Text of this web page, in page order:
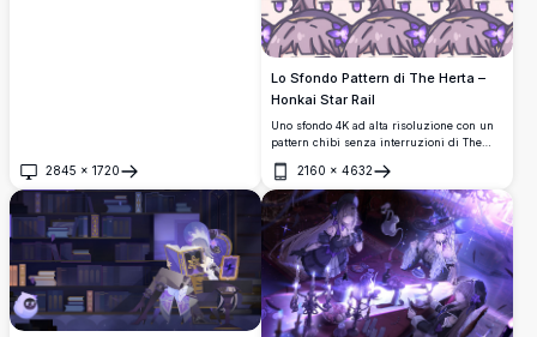
2845 × 1720
Apri
Lo Sfondo Pattern di The Herta –
Honkai Star Rail
Uno sfondo 4K ad alta risoluzione con un
pattern chibi senza interruzioni di The
con tonalità viola e un unico cappello da
strega in evidenza rendono questo sfondo
per telefono affascinante e unico.
2160 × 4632
Apri